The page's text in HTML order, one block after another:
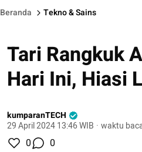
Beranda Tekno & Sains
Tari Rangkuk
Hari Ini, Hiasi
kumparanTECH
29 April 2024 13:46 WIB · waktu
0 0